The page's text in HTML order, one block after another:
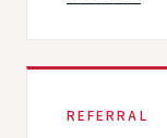
REFERRAL